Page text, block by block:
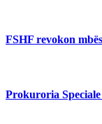
FSHF revokon
Prokuroria